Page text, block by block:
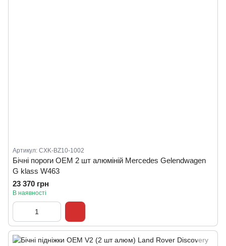
Артикул: CXK-BZ10-1002
Бічні пороги ОЕМ 2 шт алюміній Mercedes Gelendwagen
G klass W463
23 370 грн
В наявності